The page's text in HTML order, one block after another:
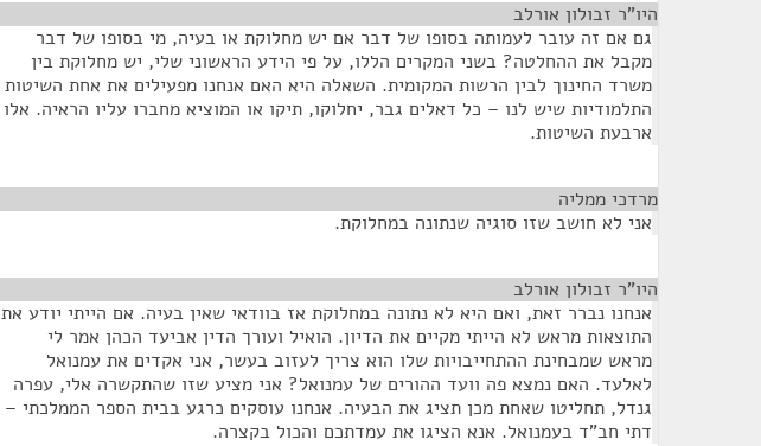
היו"ר זבולון אורלב
גם אם זה עובר לעמותה בסופו של דבר אם יש מחלוקת או בעיה, מי בסופו של דבר
מקבל את ההחלטה? בשני המקרים הללו, על פי הידע הראשוני שלי, יש מחלוקת בין
משרד החינוך לבין הרשות המקומית. השאלה היא האם אנחנו מפעילים את אחת השיטות
התלמודיות שיש לנו – כל דאלים גבר, יחלוקו, תיקו או המוציא מחברו עליו הראיה. אלו
ארבעת השיטות.
מרדכי ממליה
אני לא חושב שזו סוגיה שנתונה במחלוקת.
היו"ר זבולון אורלב
אנחנו נברר זאת, ואם היא לא נתונה במחלוקת אז בוודאי שאין בעיה. אם הייתי יודע את
התוצאות מראש לא הייתי מקיים את הדיון. הואיל ועורך הדין אביעד הכהן אמר לי
מראש שמבחינת ההתחייבויות שלו הוא צריך לעזוב בעשר, אני אקדים את עמנואל
לאלעד. האם נמצא פה וועד ההורים של עמנואל? אני מציע שזו שהתקשרה אלי, עפרה
גנדל, תחליטו שאחת מכן תציג את הבעיה. אנחנו עוסקים כרגע בבית הספר הממלכתי –
דתי חב"ד בעמנואל. אנא הציגו את עמדתכם והכול בקצרה.